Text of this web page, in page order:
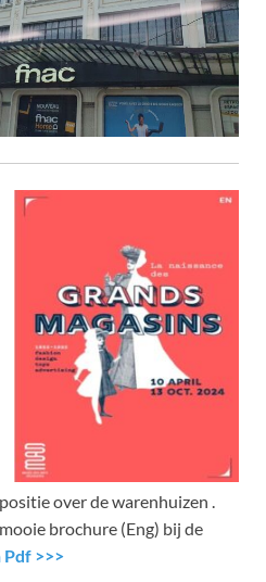
over de warenhuizen .
brochure (Eng) bij de
>>>